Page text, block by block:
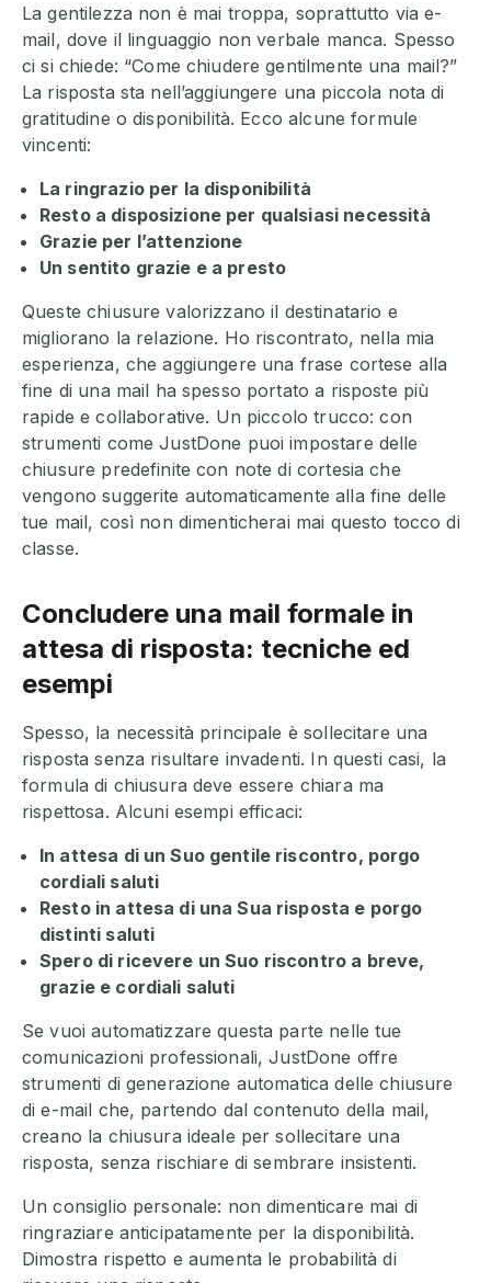
La gentilezza non è mai troppa, soprattutto via e-
mail, dove il linguaggio non verbale manca. Spesso
ci si chiede: “Come chiudere gentilmente una mail?”
La risposta sta nell’aggiungere una piccola nota di
gratitudine o disponibilità. Ecco alcune formule
vincenti:
La ringrazio per la disponibilità
Resto a disposizione per qualsiasi necessità
Grazie per l’attenzione
Un sentito grazie e a presto
Queste chiusure valorizzano il destinatario e
migliorano la relazione. Ho riscontrato, nella mia
esperienza, che aggiungere una frase cortese alla
fine di una mail ha spesso portato a risposte più
rapide e collaborative. Un piccolo trucco: con
strumenti come JustDone puoi impostare delle
chiusure predefinite con note di cortesia che
vengono suggerite automaticamente alla fine delle
tue mail, così non dimenticherai mai questo tocco di
classe.
Concludere una mail formale in
attesa di risposta: tecniche ed
esempi
Spesso, la necessità principale è sollecitare una
risposta senza risultare invadenti. In questi casi, la
formula di chiusura deve essere chiara ma
rispettosa. Alcuni esempi efficaci:
In attesa di un Suo gentile riscontro, porgo
cordiali saluti
Resto in attesa di una Sua risposta e porgo
distinti saluti
Spero di ricevere un Suo riscontro a breve,
grazie e cordiali saluti
Se vuoi automatizzare questa parte nelle tue
comunicazioni professionali, JustDone offre
strumenti di generazione automatica delle chiusure
di e-mail che, partendo dal contenuto della mail,
creano la chiusura ideale per sollecitare una
risposta, senza rischiare di sembrare insistenti.
Un consiglio personale: non dimenticare mai di
ringraziare anticipatamente per la disponibilità.
Dimostra rispetto e aumenta le probabilità di